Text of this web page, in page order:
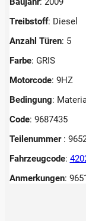
Treibstoff: Diesel
Anzahl Türen: 5
Farbe: GRIS
Motorcode: 9HZ
Bedingung:
Code: 9687435
Teilenummer :
Fahrzeugcode:
Anmerkungen: